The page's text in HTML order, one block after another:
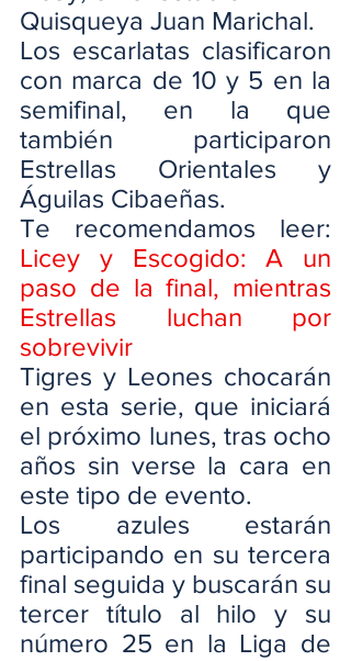
Quisqueya Juan Marichal.
Los escarlatas clasificaron
con marca de 10 y 5 en la
semifinal, en la que
también participaron
Estrellas Orientales y
Águilas Cibaeñas.
Licey y Escogido: A un
paso de la final, mientras
Estrellas luchan por
sobrevivir
Tigres y Leones chocarán
en esta serie, que iniciará
el próximo lunes, tras ocho
años sin verse la cara en
este tipo de evento.
Los azules estarán
participando en su tercera
final seguida y buscarán su
tercer título al hilo y su
número 25 en la Liga de